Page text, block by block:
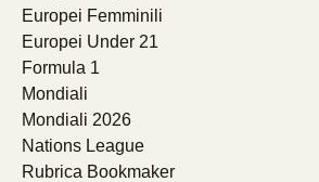
Europei Femminili
Europei Under 21
Formula 1
Mondiali
Mondiali 2026
Nations League
Rubrica Bookmaker